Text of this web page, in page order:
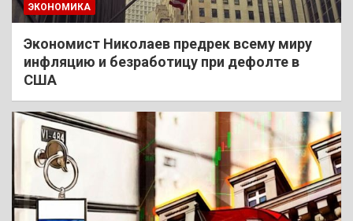
ЭКОНОМИКА
Экономист Николаев предрек всему миру
инфляцию и безработицу при дефолте в
США